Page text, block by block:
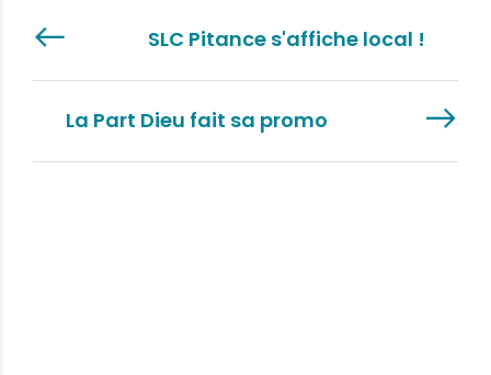
SLC Pitance s'affiche local !
La Part Dieu fait sa promo